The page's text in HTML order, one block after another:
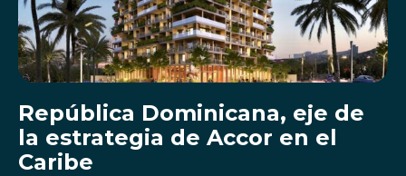
República Dominicana, eje de
la estrategia de Accor en el
Caribe